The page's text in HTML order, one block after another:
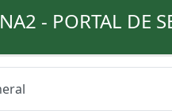
- PORTAL DE